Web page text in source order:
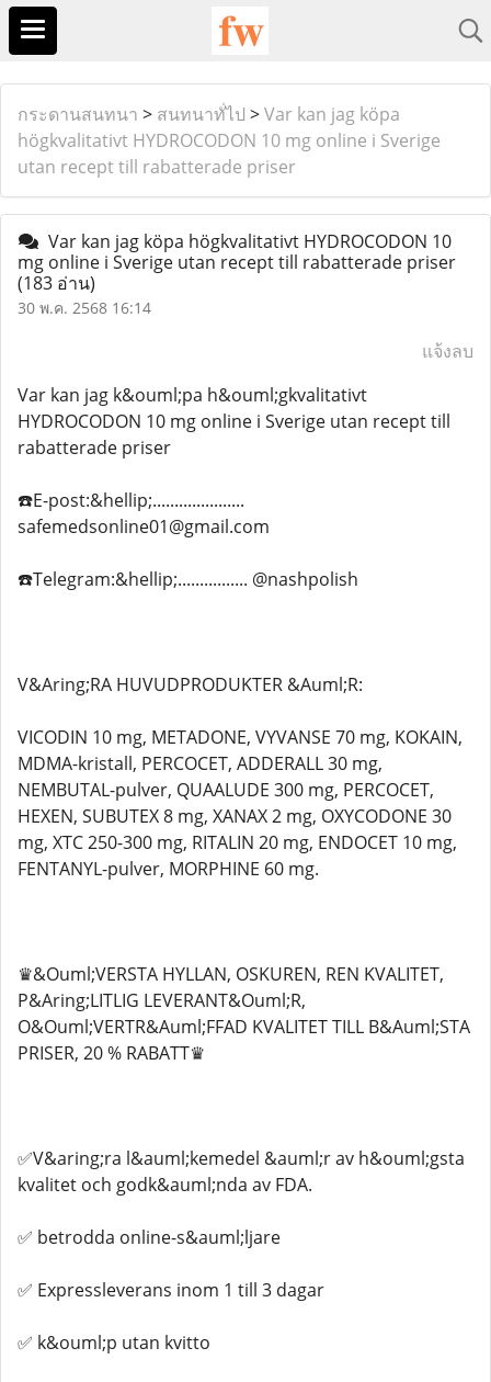
กระดานสนทนา > สนทนาทั่ไป >Var kan jag köpa
högkvalitativt HYDROCODON 10 mg online i Sverige
utan recept till rabatterade priser
Var kan jag köpa högkvalitativt HYDROCODON 10
mg online i Sverige utan recept till rabatterade priser
(183 อ่าน)
30 พ.ค. 2568 16:14
แจ้งลบ
Var kan jag k&ouml;pa h&ouml;gkvalitativt
HYDROCODON 10 mg online i Sverige utan recept till
rabatterade priser
☎️E-post:&hellip;.....................
safemedsonline01@gmail.com
☎️Telegram:&hellip;................ @nashpolish
V&Aring;RA HUVUDPRODUKTER &Auml;R:
VICODIN 10 mg, METADONE, VYVANSE 70 mg, KOKAIN,
MDMA-kristall, PERCOCET, ADDERALL 30 mg,
NEMBUTAL-pulver, QUAALUDE 300 mg, PERCOCET,
HEXEN, SUBUTEX 8 mg, XANAX 2 mg, OXYCODONE 30
mg, XTC 250-300 mg, RITALIN 20 mg, ENDOCET 10 mg,
FENTANYL-pulver, MORPHINE 60 mg.
♛&Ouml;VERSTA HYLLAN, OSKUREN, REN KVALITET,
P&Aring;LITLIG LEVERANT&Ouml;R,
O&Ouml;VERTR&Auml;FFAD KVALITET TILL B&Auml;STA
PRISER, 20 % RABATT♛
✅V&aring;ra l&auml;kemedel &auml;r av h&ouml;gsta
kvalitet och godk&auml;nda av FDA.
✅ betrodda online-s&auml;ljare
✅ Expressleverans inom 1 till 3 dagar
✅ k&ouml;p utan kvitto